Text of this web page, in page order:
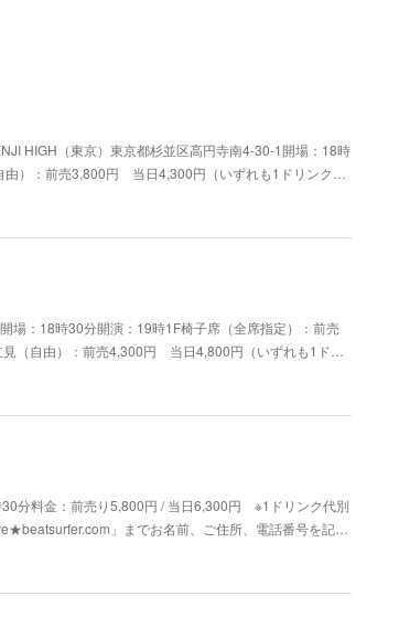
HIGH（東京）東京都杉並区高円寺南4-30-1開場：18時
）：前売3,800円 当日4,300円（いずれも1ドリンク…
場：18時30分開演：19時1F椅子席（全席指定）：前売
（自由）：前売4,300円 当日4,800円（いずれも1ド…
分料金：前売り5,800円 / 当日6,300円 ※1ドリンク代別
」までお名前、ご住所、電話番号を記…